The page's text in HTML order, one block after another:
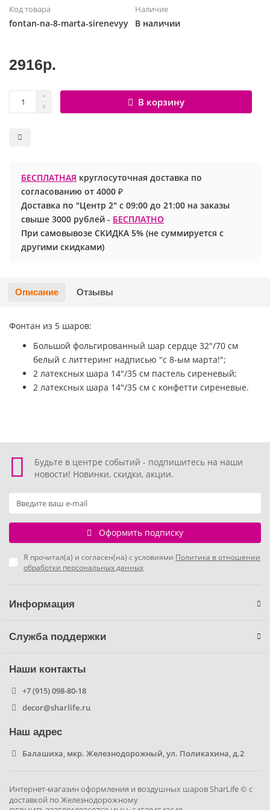
Шары с рисунком
Ходячие шары
Гендер Пати
Для мальчиков
Маме
23 февраля
Хэллоуин
Леди Баг
Маша и медведь
Ми-ми-мишки
Покемон
Роблокс
Синий трактор
Смешарики и малышарики
Тачки
Трансформеры
Три кота
Уэнсдей мрачная девочка
Фиксики
Щенячий патруль
Код товара
fontan-na-8-marta-sirenevyy
Наличие
В наличии
2916р.
В корзину
БЕСПЛАТНАЯ круглосуточная доставка по
согласованию от 4000 ₽
Доставка по "Центр 2" с 09:00 до 21:00 на заказы
свыше 3000 рублей - БЕСПЛАТНО
При самовывозе СКИДКА 5% (не суммируется с
другими скидками)
Описание Отзывы
Фонтан из 5 шаров:
Большой фольгированный шар сердце 32"/70 см
белый с литтеринг надписью "с 8-ым марта!";
2 латексных шара 14"/35 см пастель сиреневый;
2 латексных шара 14"/35 см с конфетти сиреневые.
Будьте в центре событий - подпишитесь на наши
новости! Новинки, скидки, акции.
Оформить подписку
Я прочитал(а) и согласен(на) с условиями Политика в отношении
обработки персональных данных
Информация
Служба поддержки
Наши контакты
+7 (915) 098-80-18
decor@sharlife.ru
Наш адрес
Балашиха, мкр. Железнодорожный, ул. Поликахина, д.2
Интернет-магазин оформления и воздушных шаров SharLife © с
доставкой по Железнодорожному